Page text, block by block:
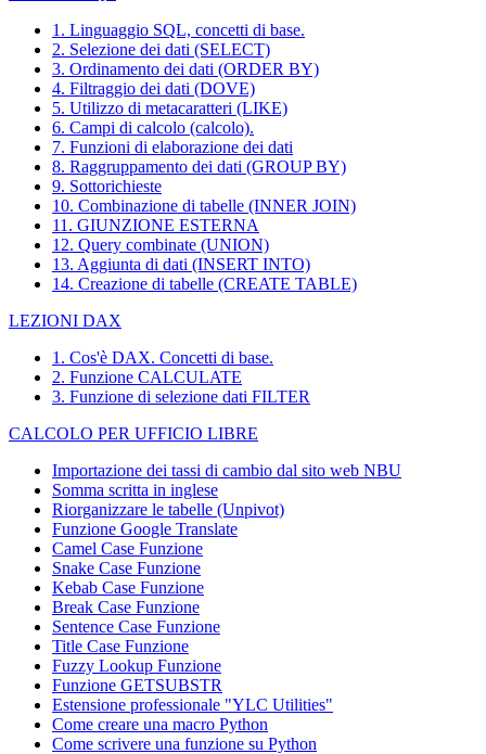
1. Linguaggio SQL, concetti di base.
2. Selezione dei dati (SELECT)
3. Ordinamento dei dati (ORDER BY)
4. Filtraggio dei dati (DOVE)
5. Utilizzo di metacaratteri (LIKE)
6. Campi di calcolo (calcolo).
7. Funzioni di elaborazione dei dati
8. Raggruppamento dei dati (GROUP BY)
9. Sottorichieste
10. Combinazione di tabelle (INNER JOIN)
11. GIUNZIONE ESTERNA
12. Query combinate (UNION)
13. Aggiunta di dati (INSERT INTO)
14. Creazione di tabelle (CREATE TABLE)
LEZIONI DAX
1. Cos'è DAX. Concetti di base.
2. Funzione CALCULATE
3. Funzione di selezione dati FILTER
CALCOLO PER UFFICIO LIBRE
Importazione dei tassi di cambio dal sito web NBU
Somma scritta in inglese
Riorganizzare le tabelle (Unpivot)
Funzione Google Translate
Camel Case Funzione
Snake Case Funzione
Kebab Case Funzione
Break Case Funzione
Sentence Case Funzione
Title Case Funzione
Fuzzy Lookup Funzione
Funzione GETSUBSTR
Estensione professionale "YLC Utilities"
Come creare una macro Python
Come scrivere una funzione su Python